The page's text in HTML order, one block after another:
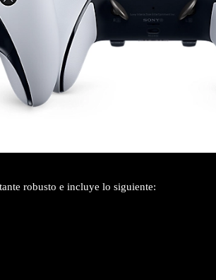
robusto e incluye lo siguiente: